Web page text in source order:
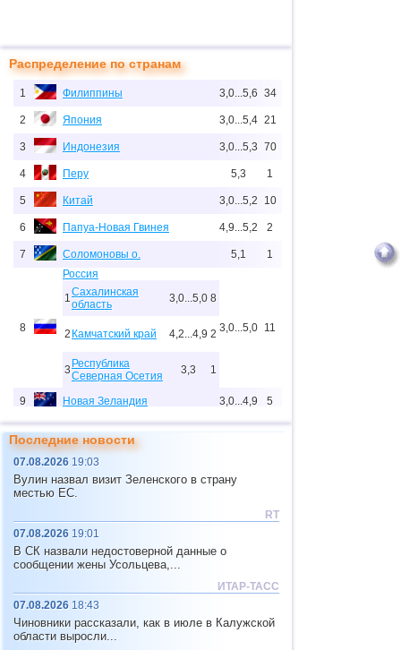
Распределение по странам
1 Филиппины 3,0...5,6 34
2 Япония 3,0...5,4 21
3 Индонезия 3,0...5,3 70
4 Перу 5,3 1
5 Китай 3,0...5,2 10
6 Папуа-Новая Гвинея 4,9...5,2 2
7 Соломоновы о. 5,1 1
8
Россия
1Сахалинская
область
3,0...5,0 8
2 Камчатский край 4,2...4,9 2
3 Республика
Северная Осетия
3,3 1
3,0...5,0 11
9 Новая Зеландия 3,0...4,9 5
10 США 3,1...4,9 17
11 Индия
12 Тонга 4,4...4,6
10
14 Мексика
15 Греция
4,4 1
17 1
18 Чили
Последние новости
07.08.2026 19:03
Вулин назвал визит Зеленского в страну
местью ЕС.
RT
07.08.2026 19:01
В СК назвали недостоверной данные о
сообщении жены Усольцева,...
ИТАР-ТАСС
07.08.2026 18:43
Чиновники рассказали, как в июле в Калужской
области выросли...